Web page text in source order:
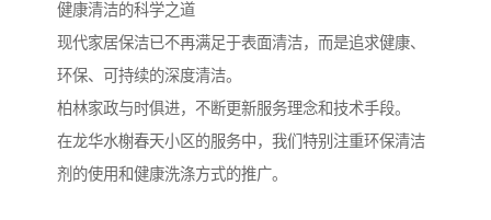
健康清洁的科学之道
现代家居保洁已不再满足于表面清洁，而是追求健康、
环保、可持续的深度清洁。
柏林家政与时俱进，不断更新服务理念和技术手段。
在龙华水榭春天小区的服务中，我们特别注重环保清洁
剂的使用和健康洗涤方式的推广。